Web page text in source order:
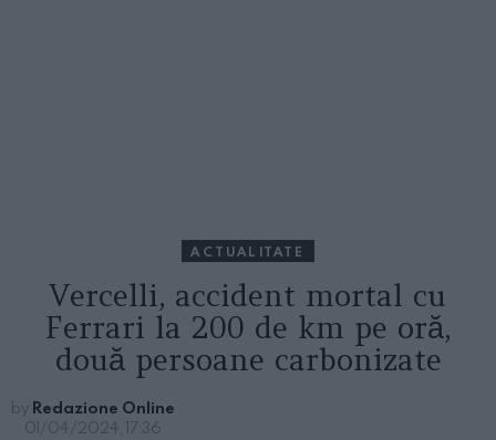
ACTUALITATE
Vercelli, accident mortal cu
Ferrari la 200 de km pe oră,
două persoane carbonizate
by Redazione Online
01/04/2024, 17:36